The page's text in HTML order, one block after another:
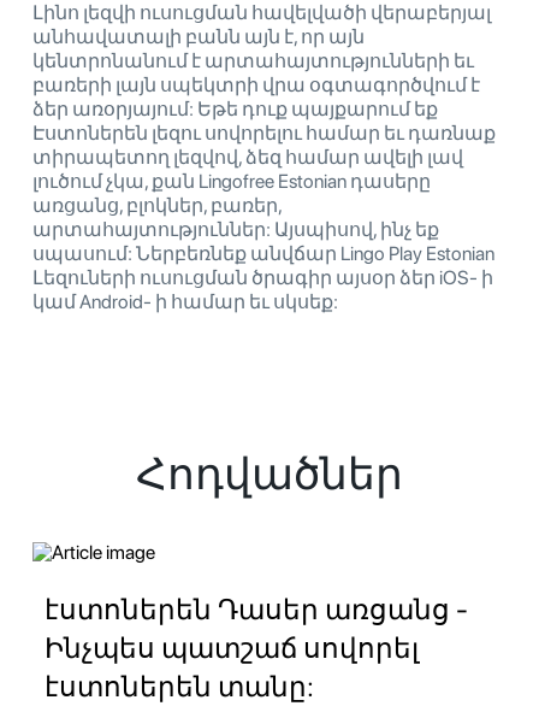
Լինո լեզվի ուսուցման հավելվածի վերաբերյալ
անհավատալի բանն այն է, որ այն
կենտրոնանում է արտահայտությունների եւ
բառերի լայն սպեկտրի վրա օգտագործվում է
ձեր առօրյայում: Եթե ​​դուք պայքարում եք
Էստոներեն լեզու սովորելու համար եւ դառնաք
տիրապետող լեզվով, ձեզ համար ավելի լավ
լուծում չկա, քան Lingofree Estonian դասերը
առցանց, բլոկներ, բառեր,
արտահայտություններ: Այսպիսով, ինչ եք
սպասում: Ներբեռնեք անվճար Lingo Play Estonian
Լեզուների ուսուցման ծրագիր այսօր ձեր iOS- ի
կամ Android- ի համար եւ սկսեք:
Հոդվածներ
էստոներեն Դասեր առցանց -
Ինչպես պատշաճ սովորել
էստոներեն տանը: